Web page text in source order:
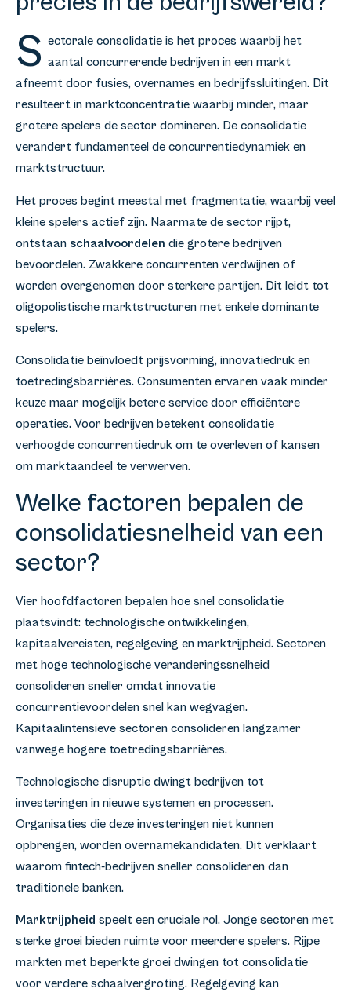
S ectorale consolidatie is het proces waarbij het
aantal concurrerende bedrijven in een markt
afneemt door fusies, overnames en bedrijfssluitingen. Dit
resulteert in marktconcentratie waarbij minder, maar
grotere spelers de sector domineren. De consolidatie
verandert fundamenteel de concurrentiedynamiek en
marktstructuur.
Het proces begint meestal met fragmentatie, waarbij veel
kleine spelers actief zijn. Naarmate de sector rijpt,
ontstaan schaalvoordelen die grotere bedrijven
bevoordelen. Zwakkere concurrenten verdwijnen of
worden overgenomen door sterkere partijen. Dit leidt tot
oligopolistische marktstructuren met enkele dominante
spelers.
Consolidatie beïnvloedt prijsvorming, innovatiedruk en
toetredingsbarrières. Consumenten ervaren vaak minder
keuze maar mogelijk betere service door efficiëntere
operaties. Voor bedrijven betekent consolidatie
verhoogde concurrentiedruk om te overleven of kansen
om marktaandeel te verwerven.
Welke factoren bepalen de
consolidatiesnelheid van een
sector?
Vier hoofdfactoren bepalen hoe snel consolidatie
plaatsvindt: technologische ontwikkelingen,
kapitaalvereisten, regelgeving en marktrijpheid. Sectoren
met hoge technologische veranderingssnelheid
consolideren sneller omdat innovatie
concurrentievoordelen snel kan wegvagen.
Kapitaalintensieve sectoren consolideren langzamer
vanwege hogere toetredingsbarrières.
Technologische disruptie dwingt bedrijven tot
investeringen in nieuwe systemen en processen.
Organisaties die deze investeringen niet kunnen
opbrengen, worden overnamekandidaten. Dit verklaart
waarom fintech-bedrijven sneller consolideren dan
traditionele banken.
Marktrijpheid speelt een cruciale rol. Jonge sectoren met
sterke groei bieden ruimte voor meerdere spelers. Rijpe
markten met beperkte groei dwingen tot consolidatie
voor verdere schaalvergroting. Regelgeving kan